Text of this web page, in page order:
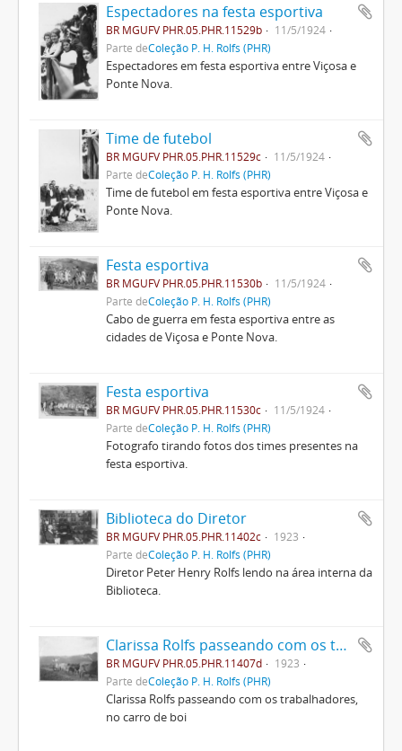
Espectadores na festa esportiva
BR MGUFV PHR.05.PHR.11529b
11/5/1924
Parte deColeção P. H. Rolfs (PHR)
Espectadores em festa esportiva entre Viçosa e
Ponte Nova.
Time de futebol
BR MGUFV PHR.05.PHR.11529c
11/5/1924
Parte deColeção P. H. Rolfs (PHR)
Time de futebol em festa esportiva entre Viçosa e
Ponte Nova.
Festa esportiva
BR MGUFV PHR.05.PHR.11530b
11/5/1924
Parte deColeção P. H. Rolfs (PHR)
Cabo de guerra em festa esportiva entre as
cidades de Viçosa e Ponte Nova.
Festa esportiva
BR MGUFV PHR.05.PHR.11530c
11/5/1924
Parte deColeção P. H. Rolfs (PHR)
Fotografo tirando fotos dos times presentes na
festa esportiva.
Biblioteca do Diretor
BR MGUFV PHR.05.PHR.11402c
1923
Parte deColeção P. H. Rolfs (PHR)
Diretor Peter Henry Rolfs lendo na área interna da
Biblioteca.
Clarissa Rolfs passeando com os trabalhadores, no carro de boi
BR MGUFV PHR.05.PHR.11407d
1923
Parte deColeção P. H. Rolfs (PHR)
Clarissa Rolfs passeando com os trabalhadores,
no carro de boi